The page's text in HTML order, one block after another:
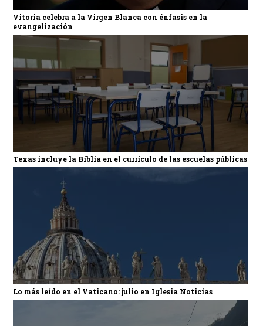
Vitoria celebra a la Virgen Blanca con énfasis en la
evangelización
Texas incluye la Biblia en el currículo de las escuelas públicas
Lo más leído en el Vaticano: julio en Iglesia Noticias